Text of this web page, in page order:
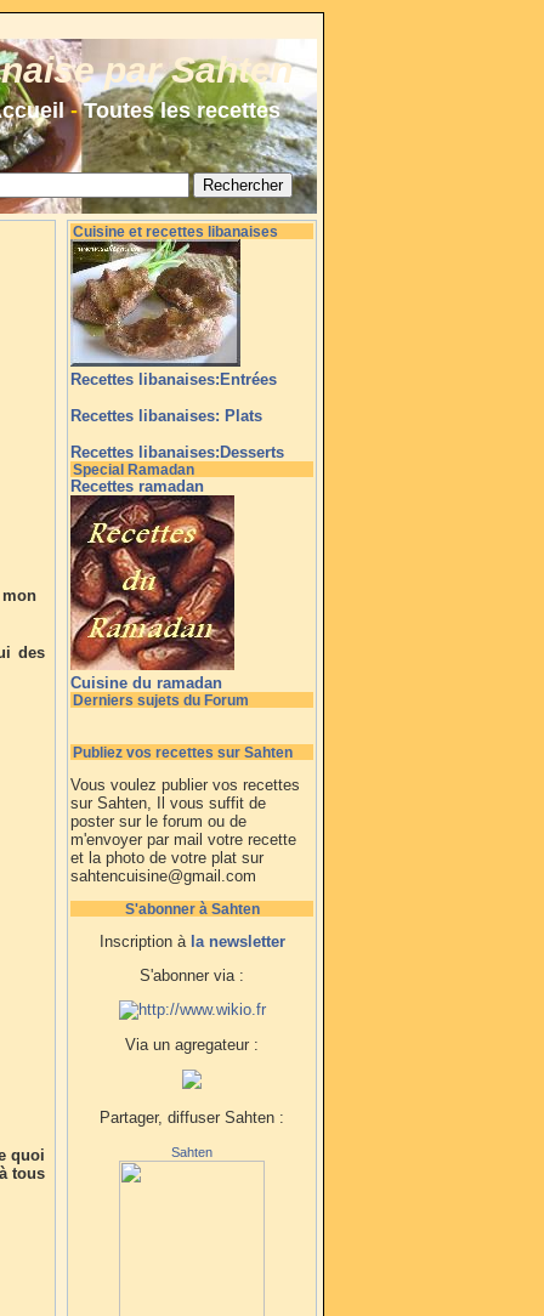
par Sahten
-Toutes les recettes
des
quoi
tous
Cuisine et recettes libanaises
Recettes libanaises:Entrées
Recettes libanaises: Plats
Recettes libanaises:Desserts
Special Ramadan
Recettes ramadan
Cuisine du ramadan
Derniers sujets du Forum
Publiez vos recettes sur Sahten
Vous voulez publier vos recettes
sur Sahten, Il vous suffit de
poster sur le forum ou de
m'envoyer par mail votre recette
et la photo de votre plat sur
sahtencuisine@gmail.com
S'abonner à Sahten
Inscription à la newsletter
S'abonner via :
Via un agregateur :
Partager, diffuser Sahten :
Sahten